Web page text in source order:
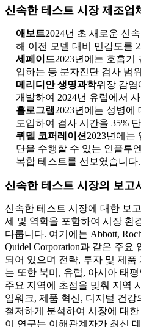
신속한 테스트 시장 제조업
애보트2024년 초 새로운 신
해 이전 모델 대비 민감도를
세페이드2023년에는 호흡기
입하는 등 분자진단 검사 범
메리디안 생명과학위장 감염
개발하여 2024년 유럽에서
홀로그램2023년에는 성병에
도입하여 검사 시간을 35%
퀴델 코퍼레이션 2023년에는
단을 수행할 수 있는 인플루
복합 테스트를 선보였습니다.
신속한 테스트 시장의 보고
신속한 테스트 시장에 대한 보
세 및 역학을 포함하여 시장 환
다룹니다. 여기에는 Abbott,
Quidel Corporation과 같은 주
되어 있으며 전략, 투자 및 제품
는 또한 북미, 유럽, 아시아 태
주요 지역에 초점을 맞춰 지역
임워크, 제품 혁신, 디지털 건
철저하게 분석하여 시장에 대
이 연구는 이해관계자가 최신